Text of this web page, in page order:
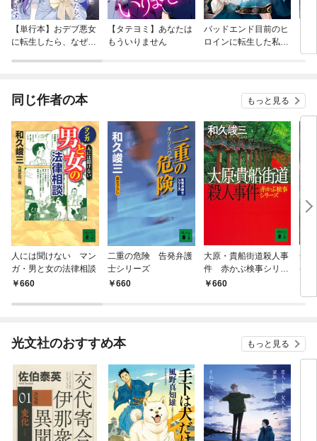
【単行本】おデブ悪女
に転生したら、なぜか
【タテヨミ】あなたは
もういりません
バッドエンド目前のヒ
ロインに転生した私、
同じ作者の本 もっと見る
人には聞けない マン
ガ・男と女の法律相談
660
二重の危険 告発弁護
士シリーズ
660
大原・貴船街道殺人事
件 赤かぶ検事シリー
ズ660
禁
発
光文社のおすすめ本 もっと見る